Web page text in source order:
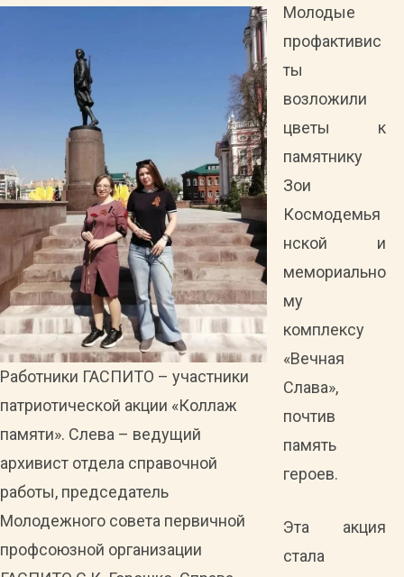
Работники ГАСПИТО – участники
патриотической акции «Коллаж
памяти». Слева – ведущий
архивист отдела справочной
работы, председатель
Молодежного совета первичной
профсоюзной организации
Молодые
профактивис
ты
возложили
цветы к
памятнику
Зои
Космодемья
нской и
мемориально
му
комплексу
«Вечная
Слава»,
почтив
память
героев.
Эта акция
стала